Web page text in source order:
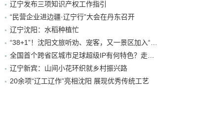
辽宁发布三项知识产权工作指引
“民营企业进边疆·辽宁行”大会在丹东召开
辽宁沈阳：水稻种植忙
辽宁新宾：山间小花环织就乡村振兴路
20余项“辽工辽作”亮相沈阳 展现优秀传统工艺